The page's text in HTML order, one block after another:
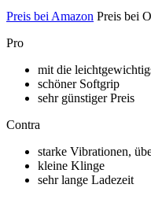
Preis bei Amazon Preis bei
Pro
mit die
schöner Softgrip
sehr günstiger Preis
Contra
starke Vibrationen,
kleine Klinge
sehr lange Ladezeit